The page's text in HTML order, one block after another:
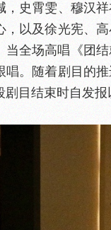
史霄雯、穆汉
以及徐光宪、
全场高唱《团结
。随着剧目的
目结束时自发报